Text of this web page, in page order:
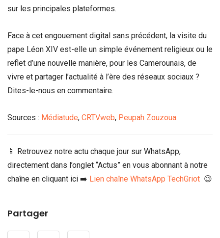
sur les principales plateformes.
Face à cet engouement digital sans précédent, la visite du
pape Léon XIV est-elle un simple événement religieux ou le
reflet d’une nouvelle manière, pour les Camerounais, de
vivre et partager l’actualité à l’ère des réseaux sociaux ?
Dites-le-nous en commentaire.
Sources : Médiatude, CRTVweb, Peupah Zouzoua
📱 Retrouvez notre actu chaque jour sur WhatsApp,
directement dans l’onglet “Actus” en vous abonnant à notre
chaîne en cliquant ici ➡️ Lien chaîne WhatsApp TechGriot 😉
Partager